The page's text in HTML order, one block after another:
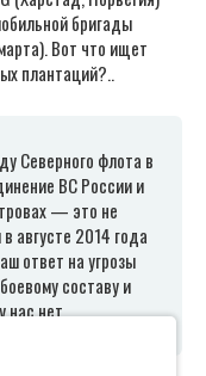
бригады
Вот что ищет
плантаций?..
Северного флота в
ВС России и
— это не
августе 2014 года
ответ на угрозы
составу и
нас нет.